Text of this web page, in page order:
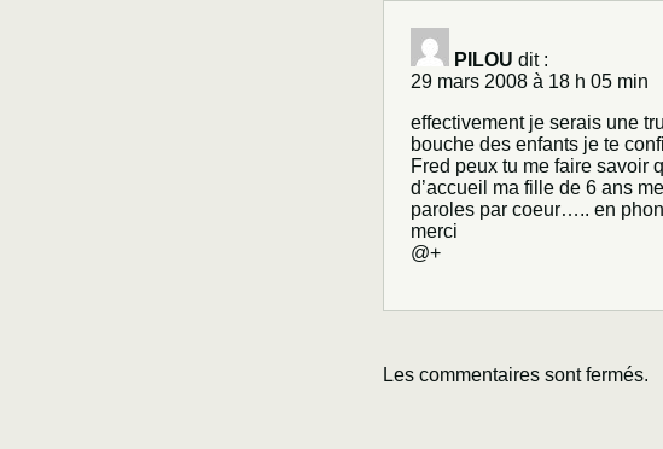
PILOU dit :
29 mars 2008 à 18 h 05 min
effectivement je serais une
bouche des enfants je te
Fred peux tu me faire savoir
d’accueil ma fille de 6 ans
paroles par coeur….. en
merci
@+
Les commentaires sont fermés.